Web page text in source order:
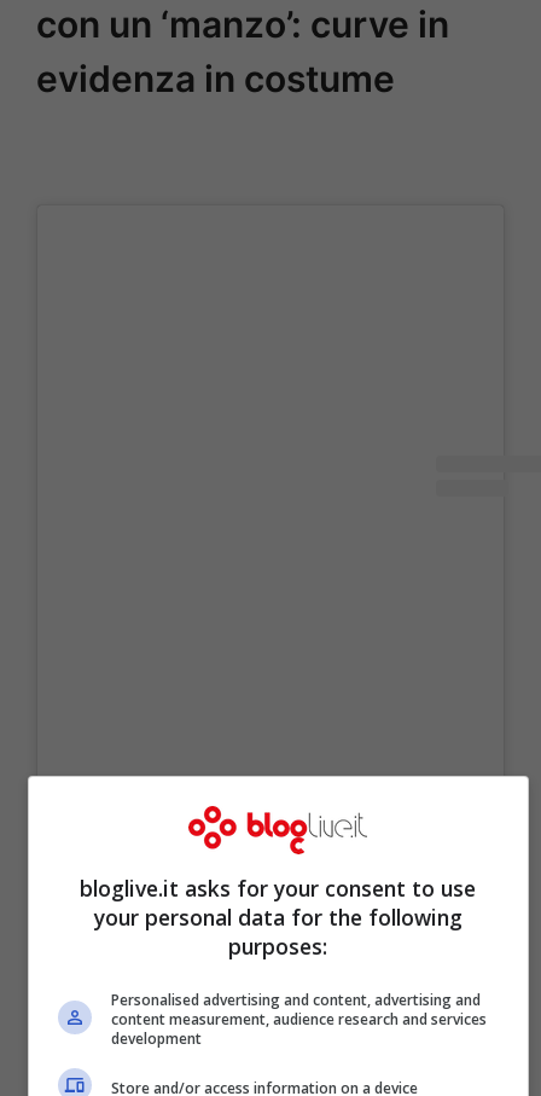
con un ‘manzo’: curve in
evidenza in costume
Visualizza questo post su Instagram
bloglive.it asks for your consent to use
your personal data for the following
purposes:
Personalised advertising and content, advertising and
content measurement, audience research and services
development
Store and/or access information on a device